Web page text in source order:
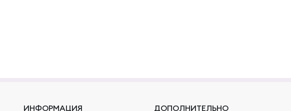
ИНФОРМАЦИЯ
ДОПОЛНИТЕЛЬНО